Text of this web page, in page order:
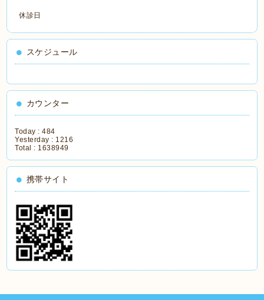
休診日
スケジュール
カウンター
Today :484
Yesterday : 1216
Total : 1638949
携帯サイト